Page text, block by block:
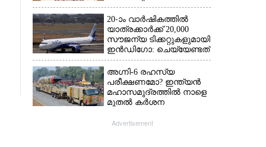
നീക്കം ചെയ്തതിൽ
ക്ഷമാപണം
20-ാം വാർഷികത്തിൽ
യാത്രക്കാർക്ക് 20,000
സൗജന്യ ടിക്കറ്റുകളുമായി
ഇൻഡിഗോ: ചെയ്യേണ്ടത്
ഇത്രമാത്രം
അഗ്നി-6 രഹസ്യ
പരീക്ഷണമോ? ഇന്ത്യൻ
മഹാസമുദ്രത്തിൽ നാളെ
മുതൽ കർശന
സമുദ്ര പാതകൾ
Advertisement